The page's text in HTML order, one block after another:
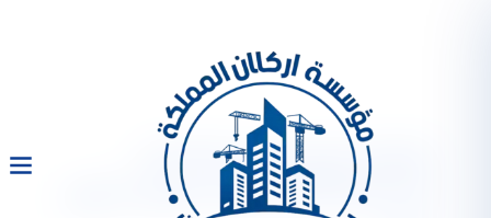
شركة عزل فوم بالمذنب
0533334179 عزل اسطح حرارى